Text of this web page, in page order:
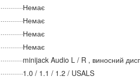
Немає
Немає
Немає
Немає
minijack Audio L / R , виносний
1.0 / 1.1 / 1.2 / USALS